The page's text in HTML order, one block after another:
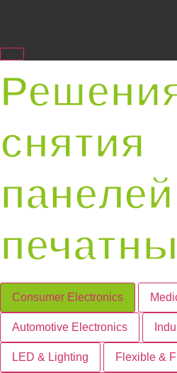
снятия
Consumer Electronics
Automotive Electronics
LED & Lighting Flexible &